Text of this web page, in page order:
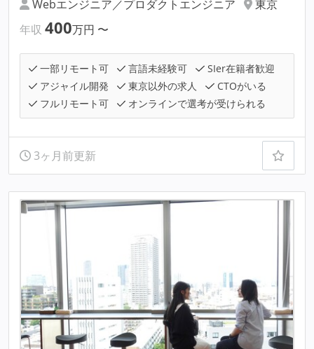
Webエンジニア／プロダクトエンジニア
東京
年収 400万円 〜
一部リモート可 言語未経験可
SIer在籍者歓迎
アジャイル開発
東京以外の求人
CTOがいる
フルリモート可
オンラインで選考が受けられる
3ヶ月前更新